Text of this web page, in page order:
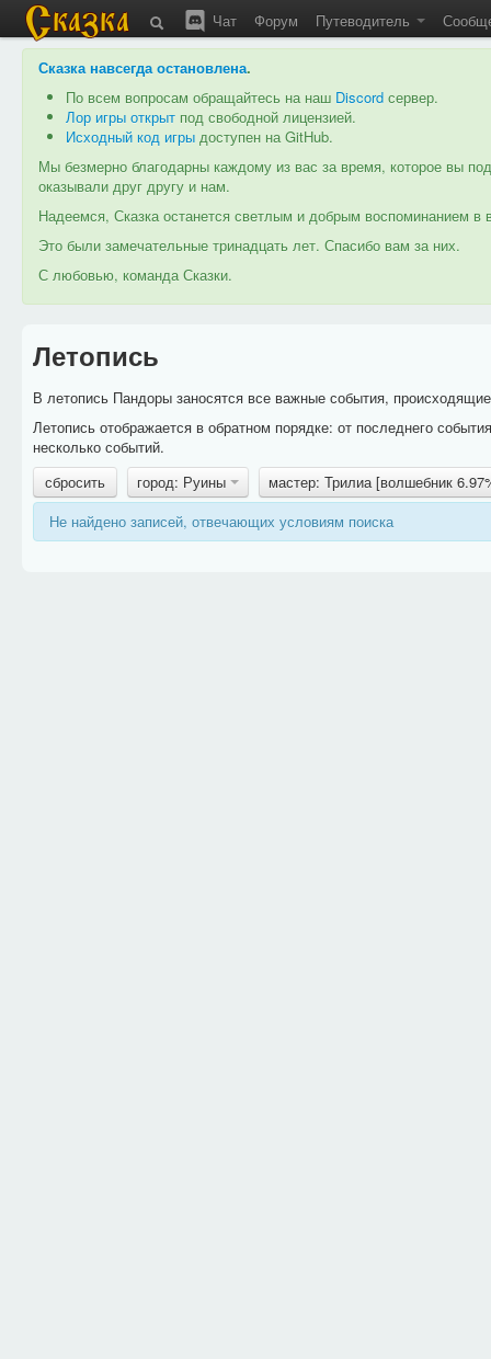
Чат Форум Путеводитель
Сказка навсегда остановлена.
По всем вопросам обращайтесь на наш Discord сервер.
Лор игры открыт под свободной лицензией.
Исходный код игры доступен на GitHub.
Мы безмерно благодарны каждому из вас за время, которое вы
оказывали друг другу и нам.
Надеемся, Сказка останется светлым и добрым воспоминанием
Это были замечательные тринадцать лет. Спасибо вам за них.
С любовью, команда Сказки.
Летопись
В летопись Пандоры заносятся все важные события,
Летопись отображается в обратном порядке: от последнего
несколько событий.
сбросить
город: Руины
мастер: Трилиа [волшебник
Не найдено записей, отвечающих условиям поиска